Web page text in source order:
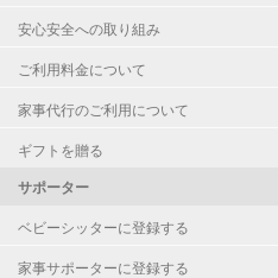
安心安全への取り組み
ご利用料金について
家事代行のご利用について
ギフトを贈る
サポーター
ベビーシッターに登録する
家事サポーターに登録する